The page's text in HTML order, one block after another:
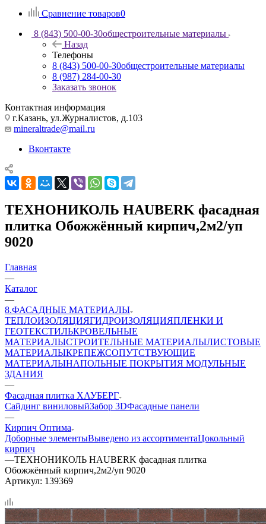
Сравнение товаров0
8 (843) 500-00-30общестроительные материалы
Назад
Телефоны
8 (843) 500-00-30общестроительные материалы
8 (987) 284-00-30
Заказать звонок
Контактная информация
г.Казань, ул.Журналистов, д.103
mineraltrade@mail.ru
Вконтакте
ТЕХНОНИКОЛЬ HAUBERK фасадная
плитка Обожжённый кирпич,2м2/уп
9020
Главная
—
Каталог
—
8.ФАСАДНЫЕ МАТЕРИАЛЫ
ТЕПЛОИЗОЛЯЦИЯГИДРОИЗОЛЯЦИЯПЛЕНКИ И
ГЕОТЕКСТИЛЬКРОВЕЛЬНЫЕ
МАТЕРИАЛЫСТРОИТЕЛЬНЫЕ МАТЕРИАЛЫЛИСТОВЫЕ
МАТЕРИАЛЫКРЕПЕЖСОПУТСТВУЮЩИЕ
МАТЕРИАЛЫНАПОЛЬНЫЕ ПОКРЫТИЯ МОДУЛЬНЫЕ
ЗДАНИЯ
—
Фасадная плитка ХАУБЕРГ
Сайдинг виниловыйЗабор 3DФасадные панели
—
Кирпич Оптима
Доборные элементыВыведено из ассортиментаЦокольный
кирпич
—ТЕХНОНИКОЛЬ HAUBERK фасадная плитка
Обожжённый кирпич,2м2/уп 9020
Артикул: 139369